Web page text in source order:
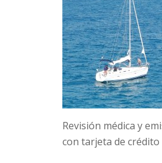
Revisión médica y
con tarjeta de crédito